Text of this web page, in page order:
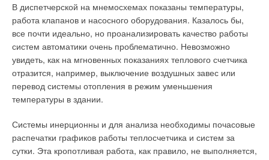
В диспетчерской на мнемосхемах показаны температуры,
работа клапанов и насосного оборудования. Казалось бы,
все почти идеально, но проанализировать качество работы
систем автоматики очень проблематично. Невозможно
увидеть, как на мгновенных показаниях теплового счетчика
отразится, например, выключение воздушных завес или
перевод системы отопления в режим уменьшения
температуры в здании.
Системы инерционны и для анализа необходимы почасовые
распечатки графиков работы теплосчетчика и систем за
сутки. Эта кропотливая работа, как правило, не выполняется,
воздуховодов может любой профессиональный монтажник
по вентиляции.
Индуктивные сопла или сопловые воздухораспределители в
комплекте производятся различными российскими фирмами.
Или, например, вот как сделана система отопления на
батарей
«Айванпа» Неподалеку от легендарного американского Лас-
Вегаса, в округе Сан-Бернардино, расположен настоящий
символ будущего. Это одно из тех уникальных мест, где
солнце способно обеспечить выработку большого количества
электроэнергии для больших городов с многомиллионными
жителями. Здесь находится город Айванпа (Ivanpah), около
«солнечная ферма» Ivanpah Solar Electric Generating System
(SEGS), использующая 170 тыс. гелиостатов* и три
башенных «энергоблока» высотой по 137 м каждый, которые